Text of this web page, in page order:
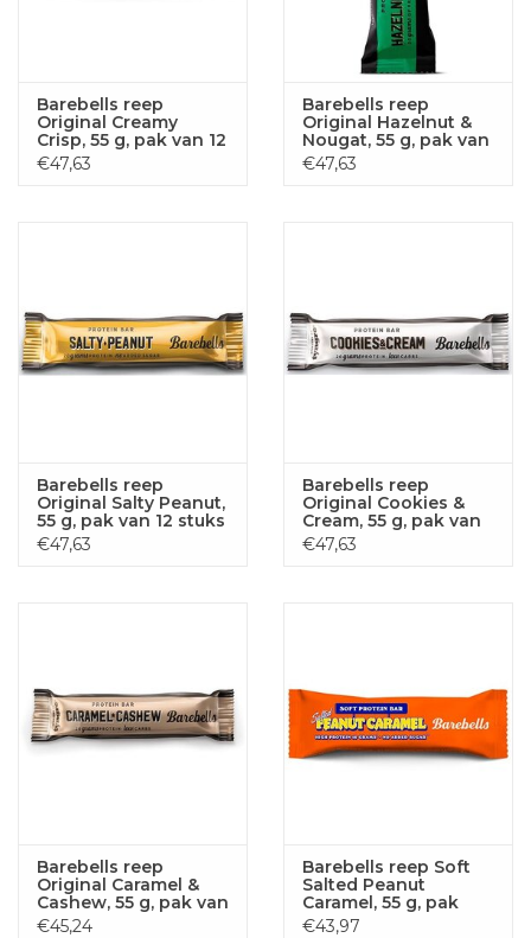
Barebells reep
Original Creamy
Crisp, 55 g, pak van 12
stuks
€47,63
Barebells reep
Original Hazelnut &
Nougat, 55 g, pak van
12 stuks
€47,63
Barebells reep
Original Salty Peanut,
55 g, pak van 12 stuks
€47,63
Barebells reep
Original Cookies &
Cream, 55 g, pak van
12 stuks
€47,63
Barebells reep
Original Caramel &
Cashew, 55 g, pak van
12 stuks
€45,24
Barebells reep Soft
Salted Peanut
Caramel, 55 g, pak
van 12 stuks
€43,97